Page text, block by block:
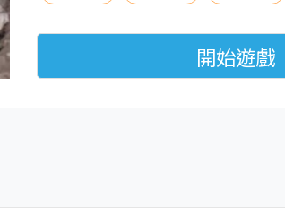
開始遊戲